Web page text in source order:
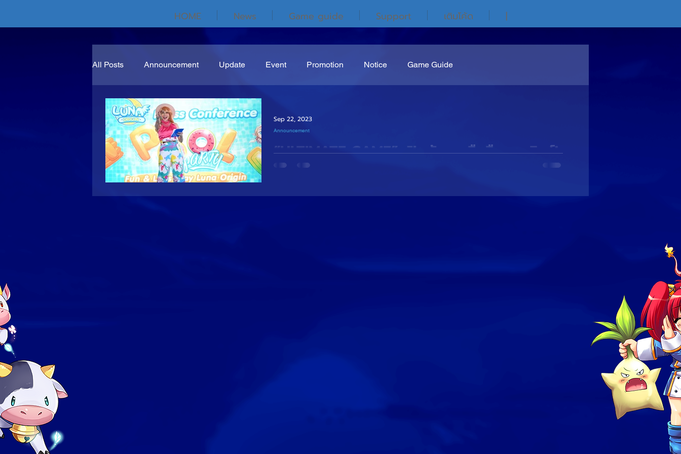
HOME News Game guide Support เติมโค้ด |
All Posts Announcement Update Event Promotion Notice Game Guide
“ULTIMATE GAME” เปิดตัวเกมมือถือ...สุดคิวท์!
ในงาน Pool Party : Fun & Let’s Play
“LUNA ORIGIN”
“ULTIMATE GAME” เปิดตัวเกมมือถือ...สุดคิวท์!ในงาน Pool Party : Fun & Let’s
Announcement
Sep 22, 2023